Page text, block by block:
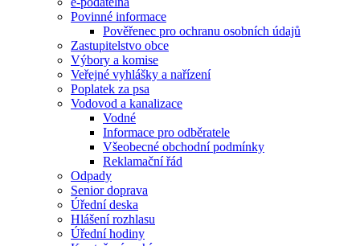
Povinné informace
Pověřenec pro ochranu osobních údajů
Zastupitelstvo obce
Výbory a komise
Veřejné vyhlášky a nařízení
Poplatek za psa
Vodovod a kanalizace
Vodné
Informace pro odběratele
Všeobecné obchodní podmínky
Reklamační řád
Odpady
Senior doprava
Úřední deska
Hlášení rozhlasu
Úřední hodiny